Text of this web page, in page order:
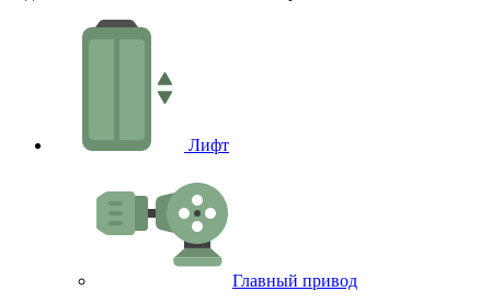
Лифт
Главный привод